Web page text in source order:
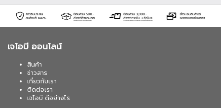
เจไอบี ออนไลน์
สินค้า
ข่าวสาร
เกี่ยวกับเรา
ติดต่อเรา
เจไอบี ดีอย่างไร